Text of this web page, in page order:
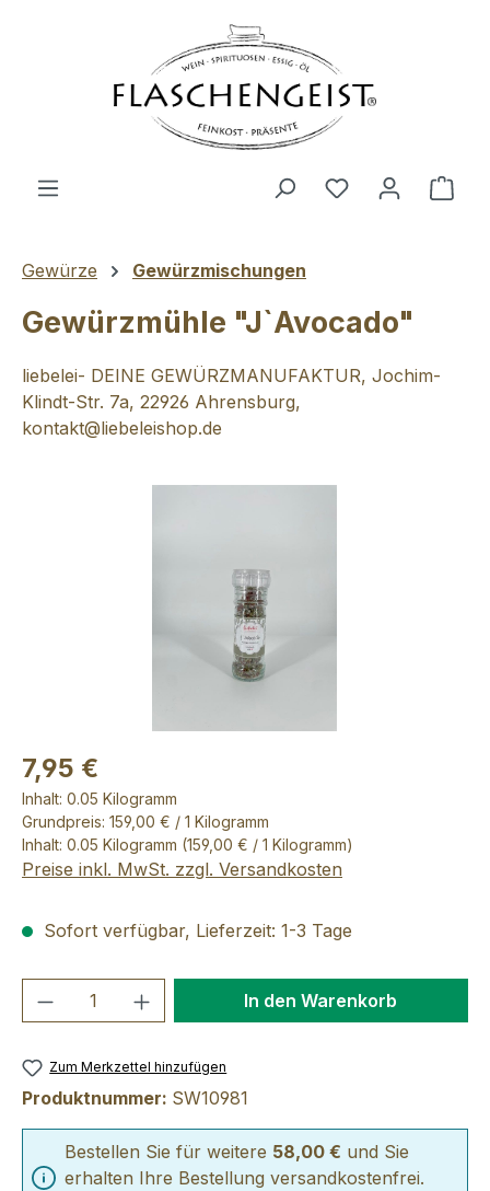
Du hast 0
Gewürze Gewürzmischungen
Gewürzmühle "J`Avocado"
liebelei- DEINE GEWÜRZMANUFAKTUR, Jochim-
Klindt-Str. 7a, 22926 Ahrensburg,
kontakt@liebeleishop.de
7,95 €
Inhalt: 0.05 Kilogramm
Grundpreis: 159,00 € / 1 Kilogramm
Inhalt: 0.05 Kilogramm (159,00 € / 1 Kilogramm)
Preise inkl. MwSt. zzgl. Versandkosten
Sofort verfügbar, Lieferzeit: 1-3 Tage
Produkt Anzahl: Gib denIn den Warenkorb
Zum Merkzettel hinzufügen
Produktnummer: SW10981
Bestellen Sie für weitere 58,00 € und Sie
erhalten Ihre Bestellung versandkostenfrei.